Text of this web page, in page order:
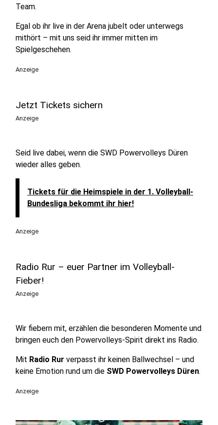
Team.
Egal ob ihr live in der Arena jubelt oder unterwegs
mithört – mit uns seid ihr immer mitten im
Spielgeschehen.
Anzeige
Jetzt Tickets sichern
Anzeige
Seid live dabei, wenn die SWD Powervolleys Düren
wieder alles geben.
Tickets für die Heimspiele in der 1. Volleyball-
Bundesliga bekommt ihr hier!
Anzeige
Radio Rur – euer Partner im Volleyball-
Fieber!
Anzeige
Wir fiebern mit, erzählen die besonderen Momente und
bringen euch den Powervolleys-Spirit direkt ins Radio.
Mit Radio Rur verpasst ihr keinen Ballwechsel – und
keine Emotion rund um die SWD Powervolleys Düren.
Anzeige